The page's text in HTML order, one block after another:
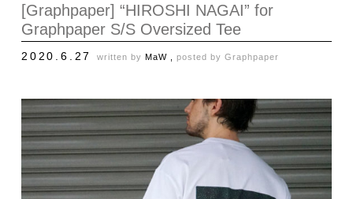
[Graphpaper] “HIROSHI NAGAI” for
Graphpaper S/S Oversized Tee
2020.6.27 written by MaW , posted by Graphpaper